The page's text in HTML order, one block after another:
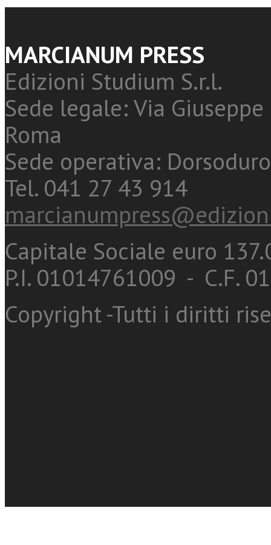
MARCIANUM PRESS
Edizioni Studium S.r.l.
Sede legale: Via
Roma
Sede operativa:
Tel. 041 27 43 914
Capitale Sociale euro
P.I. 01014761009 - C.F.
Copyright -Tutti i diritti